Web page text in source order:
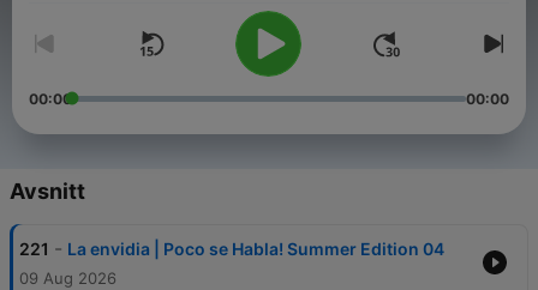
Premios Ondas Globales del Podcast.
00:00 00:00
Avsnitt
221 - La envidia | Poco se Habla! Summer Edition 04
09 Aug 2026